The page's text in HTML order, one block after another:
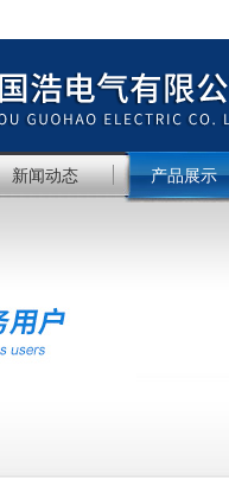
新闻动态 产品展示